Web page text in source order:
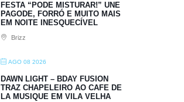
FESTA “PODE MISTURAR!” UNE
PAGODE, FORRÓ E MUITO MAIS
EM NOITE INESQUECÍVEL
Brizz
AGO 08 2026
DAWN LIGHT – BDAY FUSION
TRAZ CHAPELEIRO AO CAFE DE
LA MUSIQUE EM VILA VELHA